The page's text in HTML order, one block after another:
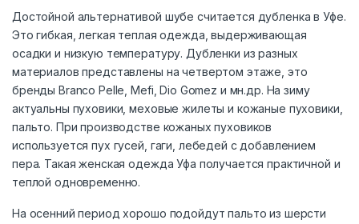
Достойной альтернативой шубе считается дубленка в Уфе.
Это гибкая, легкая теплая одежда, выдерживающая
осадки и низкую температуру. Дубленки из разных
материалов представлены на четвертом этаже, это
бренды Branco Pelle, Mefi, Dio Gomez и мн.др. На зиму
актуальны пуховики, меховые жилеты и кожаные пуховики,
пальто. При производстве кожаных пуховиков
используется пух гусей, гаги, лебедей с добавлением
пера. Такая женская одежда Уфа получается практичной и
теплой одновременно.
На осенний период хорошо подойдут пальто из шерсти